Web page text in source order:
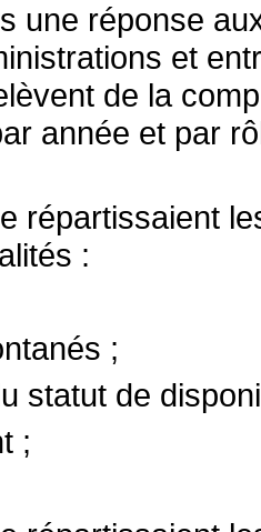
une réponse
et
de la
année et par
répartissaient
:
;
statut de
;